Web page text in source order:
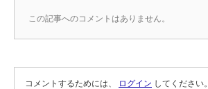
この記事へのコメントはありません。
コメントするためには、 ログイン してください。